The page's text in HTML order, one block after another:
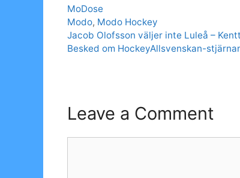
Categories
MoDose
Tags
Modo, Modo Hockey
Jacob Olofsson väljer inte Luleå –
Besked om HockeyAllsvenskan-
Leave a Comment